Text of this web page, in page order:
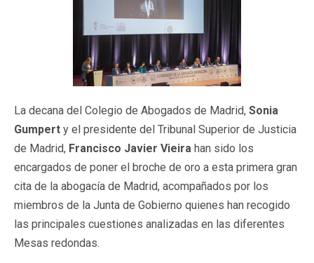
La decana del Colegio de Abogados de Madrid, Sonia
Gumpert y el presidente del Tribunal Superior de Justicia
de Madrid, Francisco Javier Vieira han sido los
encargados de poner el broche de oro a esta primera gran
cita de la abogacía de Madrid, acompañados por los
miembros de la Junta de Gobierno quienes han recogido
las principales cuestiones analizadas en las diferentes
Mesas redondas.